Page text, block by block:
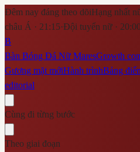
Đêm nay đáng theo dõiHạng nhất
châu Á · 21:15·Đội tuyển nữ ·
B
Bàn Bóng Đá Nữ MaresGrowth
Gương mặt mớiHành trìnhBảng
editorial
Cùng đi từng bước
Theo giai đoạn